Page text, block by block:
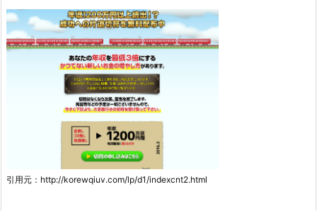
引用元：http://korewqiuv.com/lp/d1/indexcnt2.html